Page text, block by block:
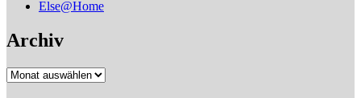
Else@Home
Archiv
Archiv